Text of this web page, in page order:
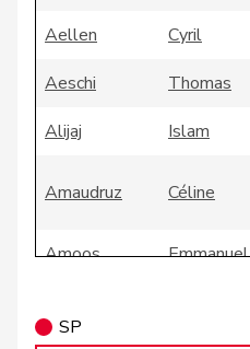
Aellen
Cyril
Aeschi
Thomas
Alijaj
Islam
Amaudruz Céline
Amoos Emmanuel
SP